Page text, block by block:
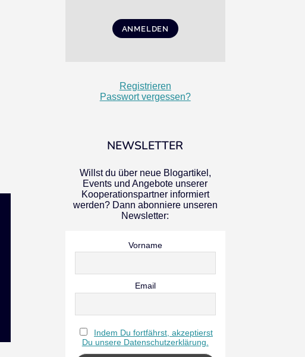
Registrieren
Passwort vergessen?
NEWSLETTER
Willst du über neue Blogartikel,
Events und Angebote unserer
Kooperationspartner informiert
werden? Dann abonniere unseren
Newsletter:
Vorname
Email
Indem Du fortfährst, akzeptierst
Du unsere Datenschutzerklärung.